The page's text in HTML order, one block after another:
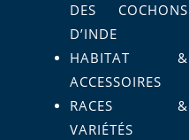
DES COCHONS
D’INDE
HABITAT &
ACCESSOIRES
RACES &
VARIÉTÉS